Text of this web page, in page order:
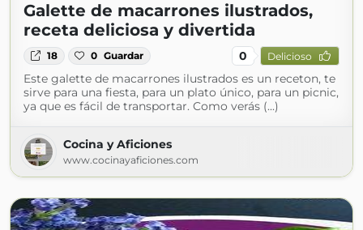
Galette de macarrones ilustrados,
receta deliciosa y divertida
18 0 Guardar 0 Delicioso
Este galette de macarrones ilustrados es un receton, te
sirve para una fiesta, para un plato único, para un picnic,
ya que es fácil de transportar. Como verás (...)
Cocina y Aficiones
www.cocinayaficiones.com